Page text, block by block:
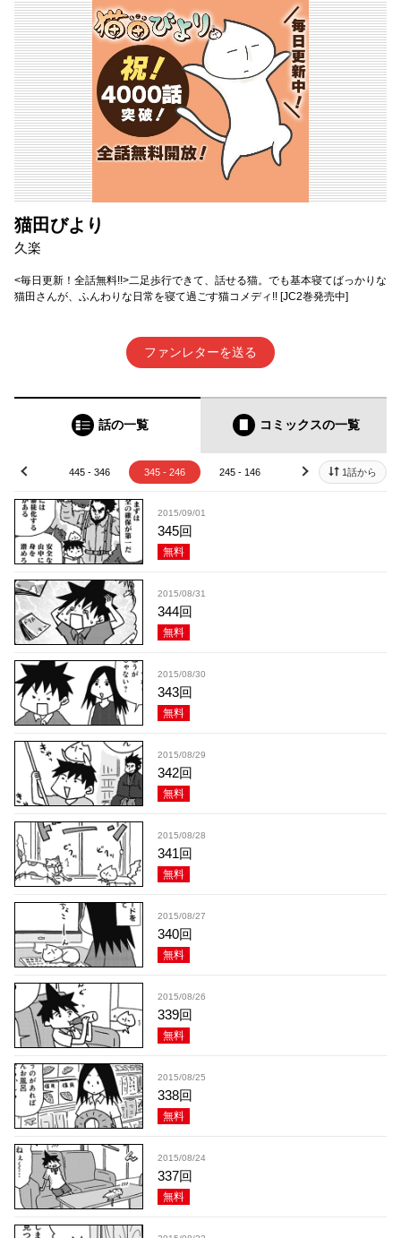
猫田びより
久楽
<毎日更新！全話無料!!>二足歩行できて、話せる猫。でも基本寝てばっかりな
猫田さんが、ふんわりな日常を寝て過ごす猫コメディ!! [JC2巻発売中]
ファンレターを送る
話の一覧 コミックスの一覧
- 446 445 - 346 345 - 246 245 - 146 145 - 46 45 -
prev next 1話から
2015/09/01
345回
無料
2015/08/31
344回
無料
2015/08/30
343回
無料
2015/08/29
342回
無料
2015/08/28
341回
無料
2015/08/27
340回
無料
2015/08/26
339回
無料
2015/08/25
338回
無料
2015/08/24
337回
無料